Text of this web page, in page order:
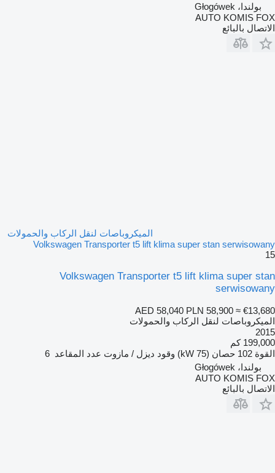
بولندا، Głogówek
AUTO KOMIS FOX
الاتصال بالبائع
الميكروباصات لنقل الركاب والحمولات
Volkswagen Transporter t5 lift klima super stan serwisowany
15
Volkswagen Transporter t5 lift klima super stan
serwisowany
AED 58,040 PLN 58,900 ≈ €13,680
الميكروباصات لنقل الركاب والحمولات
2015
199,000 كم
القوة 102 حصان (75 kW) وقود ديزل / مازوت عدد المقاعد 6
بولندا، Głogówek
AUTO KOMIS FOX
الاتصال بالبائع